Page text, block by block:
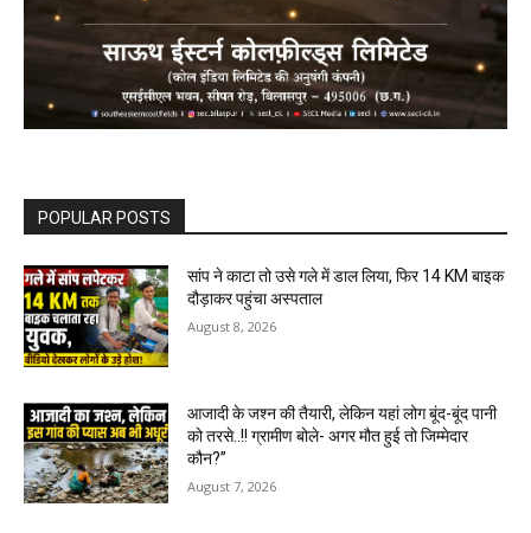
POPULAR POSTS
सांप ने काटा तो उसे गले में डाल लिया, फिर 14 KM बाइक
दौड़ाकर पहुंचा अस्पताल
August 8, 2026
आजादी के जश्न की तैयारी, लेकिन यहां लोग बूंद-बूंद पानी
को तरसे..!! ग्रामीण बोले- अगर मौत हुई तो जिम्मेदार
कौन?”
August 7, 2026